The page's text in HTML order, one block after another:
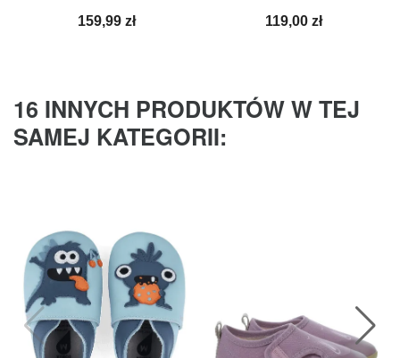
Cena
159,99 zł Cena
119,00 zł
16 INNYCH PRODUKTÓW W TEJ
SAMEJ KATEGORII: